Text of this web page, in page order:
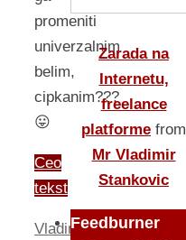
promeniti
univerzalnim
belim,
cipkanim???
😛
Ceo
tekst
Vladimir
Zarada na
Internetu,
freelance
platforme from
Mr Vladimir
Stankovic
Feedburner